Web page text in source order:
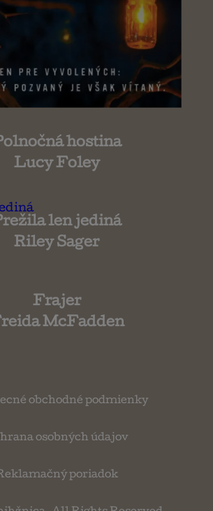
hostina
Lucy Foley
len jediná
Riley Sager
Frajer
McFadden
obchodné podmienky
osobných údajov
poriadok